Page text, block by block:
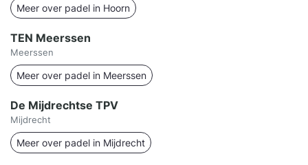
Meer over padel in Hoorn
TEN Meerssen
Meerssen
Meer over padel in Meerssen
De Mijdrechtse TPV
Mijdrecht
Meer over padel in Mijdrecht